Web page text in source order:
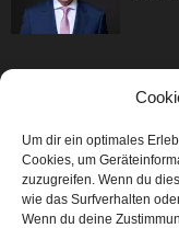
Um dir ein optimales
Cookies, um
zuzugreifen. Wenn du
wie das Surfverhalten
Wenn du deine
Events & Success
Breaking News
Aktuelles